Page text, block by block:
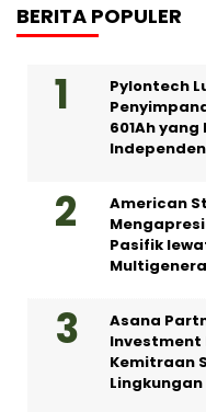
BERITA POPULER
Pylontech
601Ah
Independen
American
Pasifik
Asana
Investment
Kemitraan
Lingkungan